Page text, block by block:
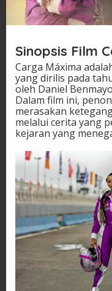
d
a
n
K
e
s
i
m
a
n
n
y
a
d
2
0
2
3
Sinopsis Film
Carga Máxima
yang dirilis pada
oleh Daniel
Dalam film ini,
merasakan
melalui cerita yang
kejaran yang